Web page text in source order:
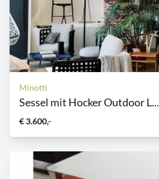
Minotti
Sessel mit Hocker Outdoor L...
€ 3.600,-